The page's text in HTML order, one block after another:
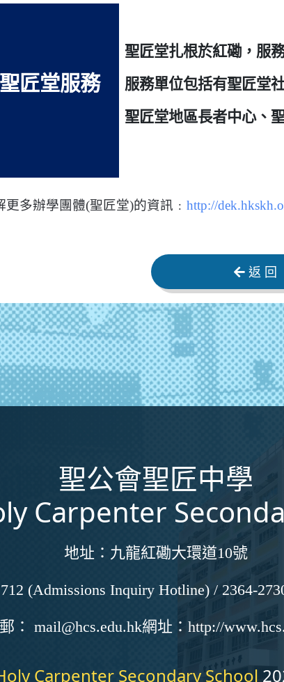
匠堂服務
聖匠堂扎根於紅磡，服
服務單位包括有聖匠堂
聖匠堂地區長者中心、
更多辦學團體(聖匠堂)的資訊﹕ http://
返 回
聖公會聖匠中學
Carpenter
地址： 九龍紅磡大環道10號
(Admissions Inquiry Hotline) / 2364-
： mail@hcs.edu.hk網址： http://
Carpenter Secondary School